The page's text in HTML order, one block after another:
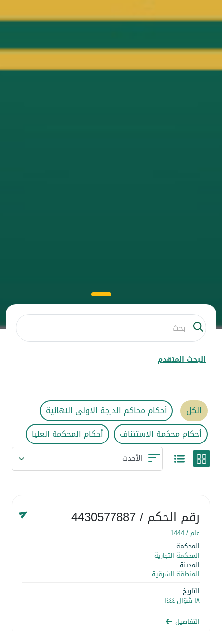
البحث المتقدم
الكل
أحكام محاكم الدرجة الاولى النهائية
أحكام محكمة الاستئناف
أحكام المحكمة العليا
رقم الحكم/ 4430577887
عام /1444
المحكمة
المحكمة التجارية
المدينة
المنطقة الشرقية
التاريخ
١٨ شوّال ١٤٤٤
التفاصيل